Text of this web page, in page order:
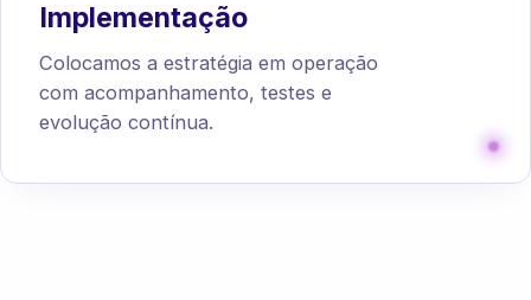
Implementação
Colocamos a estratégia em operação
com acompanhamento, testes e
evolução contínua.